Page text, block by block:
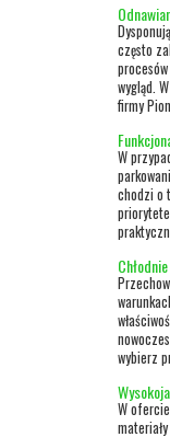
często
wygląd.
firmy
W
chodzi o
wybierz
W